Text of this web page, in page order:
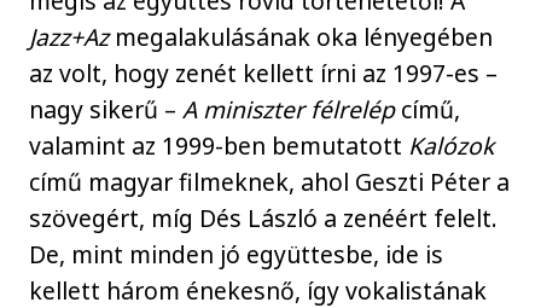
Jazz+Azmegalakulásának oka lényegében
az volt, hogy zenét kellett írni az 1997-es –
nagy sikerű –A miniszter félrelépcímű,
valamint az 1999-ben bemutatott Kalózok
című magyar filmeknek, ahol Geszti Péter a
szövegért, míg Dés László a zenéért felelt.
De, mint minden jó együttesbe, ide is
kellett három énekesnő, így vokalistának